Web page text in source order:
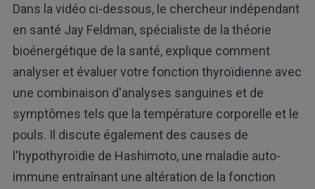
Dans la vidéo ci-dessous, le chercheur indépendant
en santé Jay Feldman, spécialiste de la théorie
bioénergétique de la santé, explique comment
analyser et évaluer votre fonction thyroïdienne avec
une combinaison d'analyses sanguines et de
symptômes tels que la température corporelle et le
pouls. Il discute également des causes de
l'hypothyroïdie de Hashimoto, une maladie auto-
immune entraînant une altération de la fonction